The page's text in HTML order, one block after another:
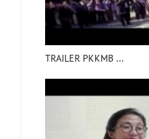
TRAILER PKKMB ...